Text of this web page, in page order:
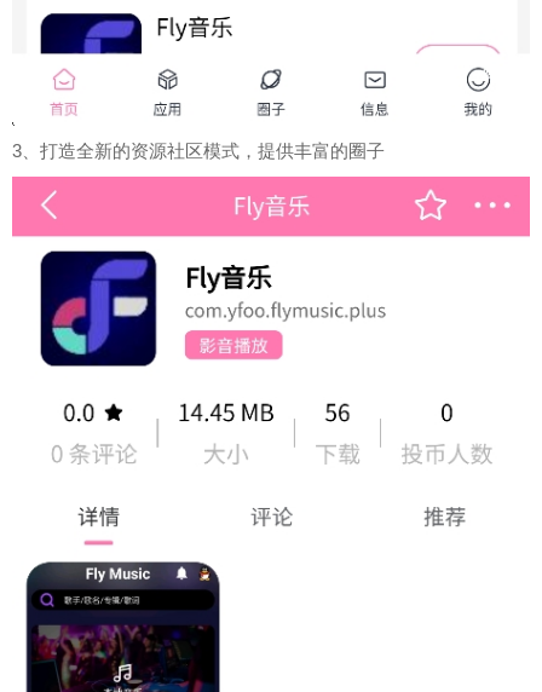
3、打造全新的资源社区模式，提供丰富的圈子